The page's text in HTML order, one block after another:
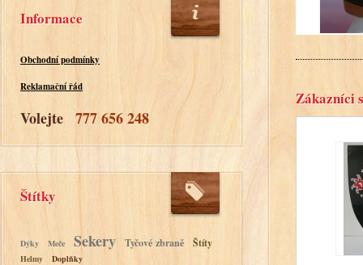
Informace
Obchodní podmínky
Reklamační řád
Volejte 777 656 248
Štítky
Dýky Meče Sekery Tyčové zbraně Štíty
Helmy Doplňky
Zákazníci